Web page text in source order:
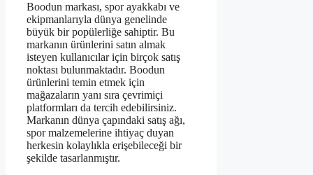
Boodun markası, spor ayakkabı ve
ekipmanlarıyla dünya genelinde
büyük bir popülerliğe sahiptir. Bu
markanın ürünlerini satın almak
isteyen kullanıcılar için birçok satış
noktası bulunmaktadır. Boodun
ürünlerini temin etmek için
mağazaların yanı sıra çevrimiçi
platformları da tercih edebilirsiniz.
Markanın dünya çapındaki satış ağı,
spor malzemelerine ihtiyaç duyan
herkesin kolaylıkla erişebileceği bir
şekilde tasarlanmıştır.